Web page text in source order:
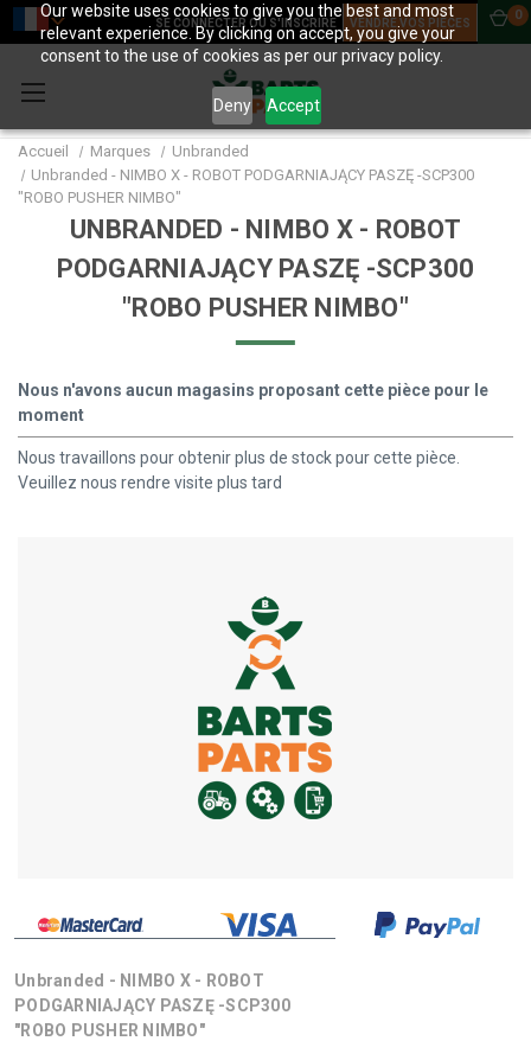
Our website uses cookies to give you the best and most
relevant experience. By clicking on accept, you give your
consent to the use of cookies as per our privacy policy.
Deny Accept
SE CONNECTER OU S'INSCRIRE VENDRE VOS PIÈCES
0
Accueil Marques
Unbranded
Unbranded - NIMBO X - ROBOT PODGARNIAJĄCY PASZĘ -SCP300
"ROBO PUSHER NIMBO"
UNBRANDED - NIMBO X - ROBOT
PODGARNIAJĄCY PASZĘ -SCP300
"ROBO PUSHER NIMBO"
Nous n'avons aucun magasins proposant cette pièce pour le
moment
Nous travaillons pour obtenir plus de stock pour cette pièce.
Veuillez nous rendre visite plus tard
Unbranded - NIMBO X - ROBOT
PODGARNIAJĄCY PASZĘ -SCP300
"ROBO PUSHER NIMBO"